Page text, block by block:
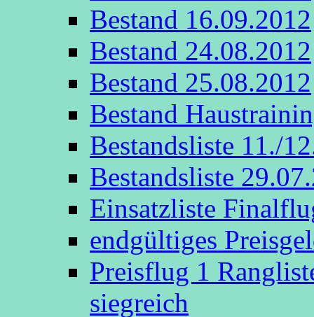
Bestand 16.09.2012
Bestand 24.08.2012
Bestand 25.08.2012
Bestand
Bestandsliste 11./
Bestandsliste
Einsatzliste
endgültiges
Preisflug 1
siegreich